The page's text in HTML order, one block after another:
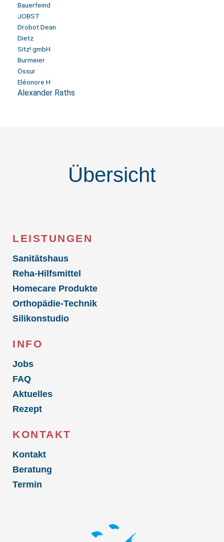
Bauerfeind
JOBST
Drobot Dean
Dietz
Sitz! gmbH
Burmeier
Össur
Eléonore H
Alexander Raths
Übersicht
LEISTUNGEN
Sanitätshaus
Reha-Hilfsmittel
Homecare Produkte
Orthopädie-Technik
Silikonstudio
INFO
Jobs
FAQ
Aktuelles
Rezept
KONTAKT
Kontakt
Beratung
Termin